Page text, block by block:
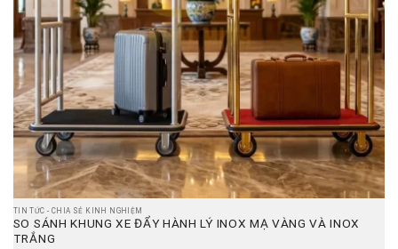
TIN TỨC - CHIA SẺ KINH NGHIỆM
SO SÁNH KHUNG XE ĐẨY HÀNH LÝ INOX MẠ VÀNG VÀ INOX
TRẮNG